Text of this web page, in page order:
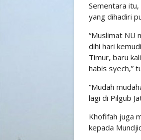
Sementara
yang dihadiri
“Muslimat NU
dihi hari
Timur, baru
habis syech,”
“Mudah
lagi di Pilgub
Khofifah juga
kepada